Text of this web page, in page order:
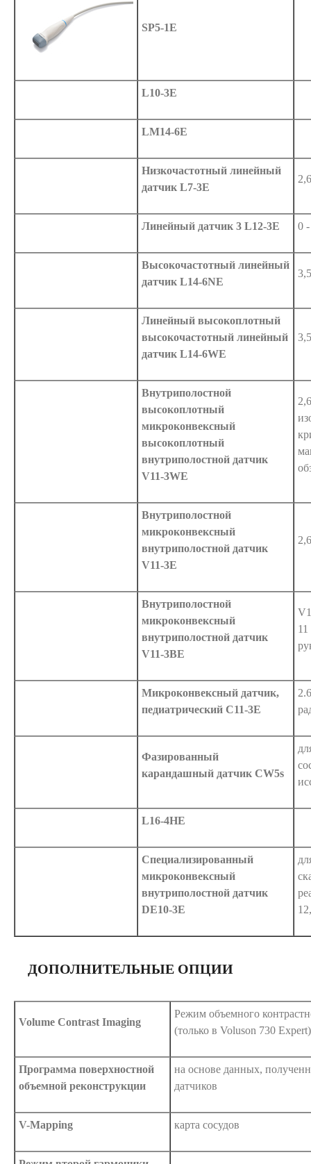
SP5-1E
L10-3E
LM14-6E
Низкочастотный линейный
датчик L7-3E
Линейный датчик 3 L12-3E 0
Высокочастотный линейный
датчик L14-6NE
Линейный высокоплотный
высокочастотный линейный
датчик L14-6WE
Внутриполостной
высокоплотный
микроконвексный
высокоплотный
внутриполостной датчик
V11-3WE
Внутриполостной
микроконвексный
внутриполостной датчик
V11-3E
Внутриполостной
микроконвексный
внутриполостной датчик
V11-3BE
Микроконвексный датчик,
педиатрический C11-3E
Фазированный
карандашный датчик CW5s
L16-4HE
Специализированный
микроконвексный
внутриполостной датчик
DE10-3E
ДОПОЛНИТЕЛЬНЫЕ ОПЦИИ
Volume Contrast Imaging
Режим объемного
(только в Voluson 730 Expert)
Программа поверхностной
объемной реконструкции
на основе данных,
датчиков
V-Mapping карта сосудов